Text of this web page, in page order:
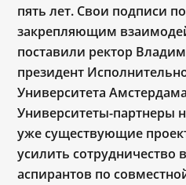
пять лет. Свои подписи
закрепляющим
поставили ректор
президент
Университета
Университеты-партнеры
уже существующие
усилить сотрудничество
аспирантов по